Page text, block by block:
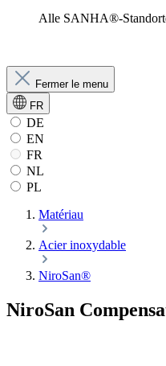
Alle SANHA®-
Fermer le menu
FR
DE
EN
FR
NL
PL
Matériau
Acier inoxydable
NiroSan®
NiroSan